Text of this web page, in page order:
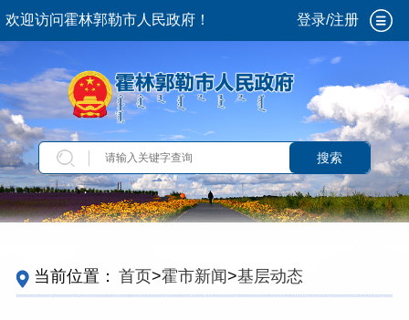
欢迎访问霍林郭勒市人民政府！ 登录/注册
搜索
当前位置： 首页>霍市新闻>基层动态